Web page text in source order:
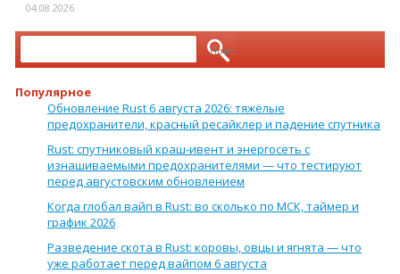
04.08.2026
Найти:
Популярное
Обновление Rust 6 августа 2026: тяжёлые
предохранители, красный ресайклер и падение спутника
Rust: спутниковый краш-ивент и энергосеть с
изнашиваемыми предохранителями — что тестируют
перед августовским обновлением
Когда глобал вайп в Rust: во сколько по МСК, таймер и
график 2026
Разведение скота в Rust: коровы, овцы и ягнята — что
уже работает перед вайпом 6 августа